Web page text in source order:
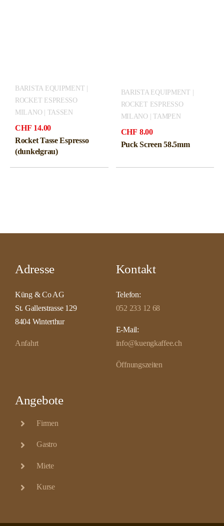
BARISTA EQUIPMENT |
ROCKET ESPRESSO
MILANO | TASSEN
CHF 14.00
Rocket Tasse Espresso
(dunkelgrau)
BARISTA EQUIPMENT |
ROCKET ESPRESSO
MILANO | TAMPEN
CHF 8.00
Puck Screen 58.5mm
Adresse
Küng & Co AG
St. Gallerstrasse 129
8404 Winterthur
Anfahrt
Kontakt
Telefon:
052 233 12 68
E-Mail:
info@kuengkaffee.ch
Öffnungszeiten
Angebote
Firmen
Gastro
Miete
Kurse